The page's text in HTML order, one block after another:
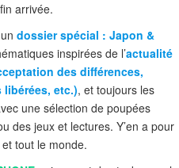
arrivée.
dossier spécial : Japon &
inspirées de l’actualité
des différences,
etc.), et toujours les
une sélection de poupées
des jeux et lectures. Y’en a pour
tout le monde.